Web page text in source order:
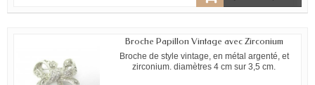
Broche Papillon Vintage avec Zirconium
Broche de style vintage, en métal argenté, et
zirconium. diamètres 4 cm sur 3,5 cm.